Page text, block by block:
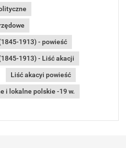
1913) - powieść
1913) - Liść akacji
Liść akacyi powieść
i lokalne polskie -19 w.